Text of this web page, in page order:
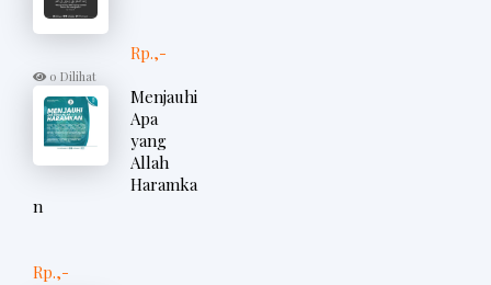
Rp.,-
0 Dilihat
Menjauhi
Apa
yang
Allah
Haramka
n
Rp.,-